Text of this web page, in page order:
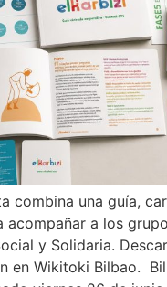
combina una guía,
acompañar a los
y Solidaria.
en Wikitoki Bilbao.